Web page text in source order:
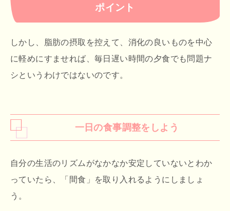
ポイント
しかし、脂肪の摂取を控えて、消化の良いものを中心
に軽めにすませれば、毎日遅い時間の夕食でも問題ナ
シというわけではないのです。
一日の食事調整をしよう
自分の生活のリズムがなかなか安定していないとわか
っていたら、「間食」を取り入れるようにしましょ
う。